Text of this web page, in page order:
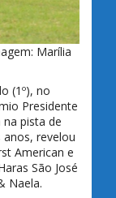
Marília
(1º), no
Presidente
na pista de
anos, revelou
American e
São José
Naela.